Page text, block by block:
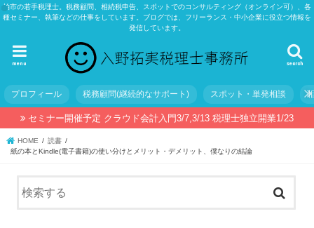
柏市の若手税理士。税務顧問、相続税申告、スポットでのコンサルティング（オンライン可）、各
種セミナー、執筆などの仕事をしています。ブログでは、フリーランス・中小企業に役立つ情報を
発信しています。
search
menu
プロフィール 税務顧問(継続的なサポート) スポット・単発相談
セミナー開催予定 クラウド会計入門3/7,3/13 税理士独立開業1/23
HOME
読書
紙の本とKindle(電子書籍)の使い分けとメリット・デメリット、僕なりの結論